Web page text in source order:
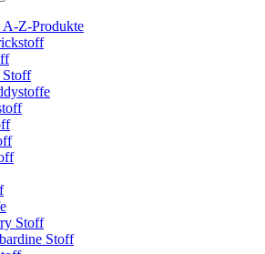
Z-Produkte
Stoff
Stoff